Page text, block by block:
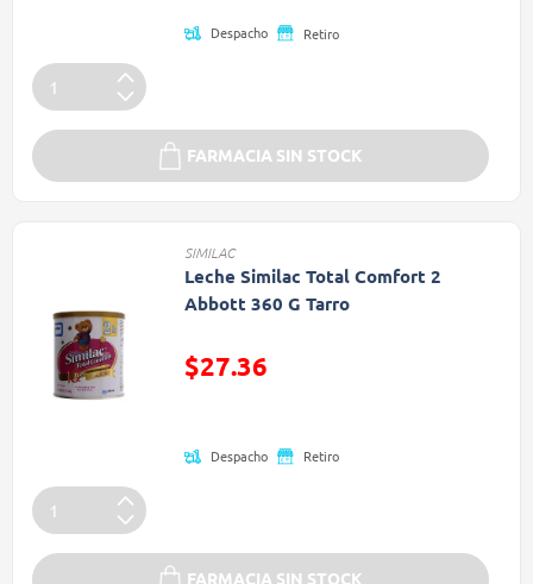
Despacho Retiro
FARMACIA SIN STOCK
SIMILAC
Leche Similac Total Comfort 2
Abbott 360 G Tarro
$27.36
Despacho Retiro
FARMACIA SIN STOCK